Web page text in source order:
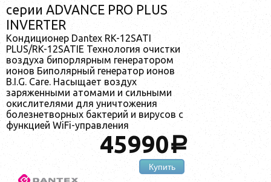
серии ADVANCE PRO PLUS
INVERTER
Кондиционер Dantex RK-12SATI
PLUS/RK-12SATIE Технология очистки
воздуха бипорлярным генератором
ионов Биполярный генератор ионов
B.I.G. Care. Насыщает воздух
заряженными атомами и сильными
окислителями для уничтожения
болезнетворных бактерий и вирусов с
функцией WiFi-управления
45990a
Купить